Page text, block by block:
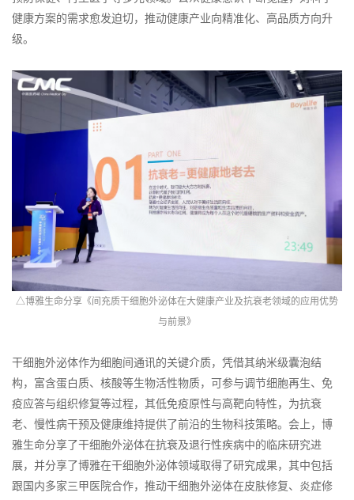
健康方案的需求愈发迫切，推动健康产业向精准化、高品质方向升
级。
△博雅生命分享《间充质干细胞外泌体在大健康产业及抗衰老领域的应用优势
与前景》
干细胞外泌体作为细胞间通讯的关键介质，凭借其纳米级囊泡结
构，富含蛋白质、核酸等生物活性物质，可参与调节细胞再生、免
疫应答与组织修复等过程，其低免疫原性与高靶向特性，为抗衰
老、慢性病干预及健康维持提供了前沿的生物科技策略。会上，博
雅生命分享了干细胞外泌体在抗衰及退行性疾病中的临床研究进
展，并分享了博雅在干细胞外泌体领域取得了研究成果，其中包括
跟国内多家三甲医院合作，推动干细胞外泌体在皮肤修复、炎症修